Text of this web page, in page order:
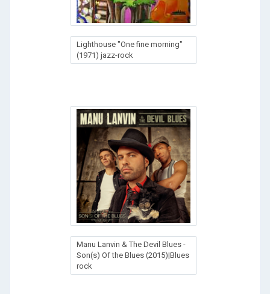
Lighthouse "One fine morning"
(1971) jazz-rock
Manu Lanvin & The Devil Blues -
Son(s) Of the Blues (2015)|Blues
rock